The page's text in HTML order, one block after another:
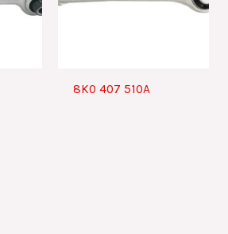
8K0 407 510A